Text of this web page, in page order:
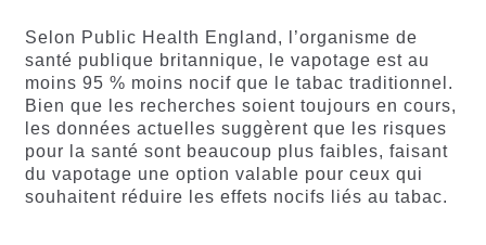
Selon Public Health England, l’organisme de
santé publique britannique, le vapotage est au
moins 95 % moins nocif que le tabac traditionnel.
Bien que les recherches soient toujours en cours,
les données actuelles suggèrent que les risques
pour la santé sont beaucoup plus faibles, faisant
du vapotage une option valable pour ceux qui
souhaitent réduire les effets nocifs liés au tabac.